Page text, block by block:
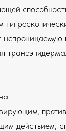
непроницаемую
действием,